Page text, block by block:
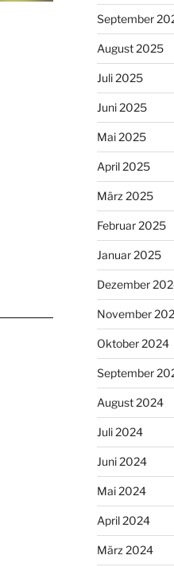
September
August 2025
Juli 2025
Juni 2025
Mai 2025
April 2025
März 2025
Februar 2025
Januar 2025
Dezember
November
Oktober 2024
September
August 2024
Juli 2024
Juni 2024
Mai 2024
April 2024
März 2024